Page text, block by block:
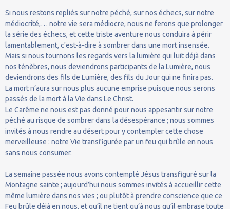
Si nous restons repliés sur notre péché, sur nos échecs, sur notre
médiocrité,… notre vie sera médiocre, nous ne ferons que prolonger
la série des échecs, et cette triste aventure nous conduira à périr
lamentablement, c'est-à-dire à sombrer dans une mort insensée.
Mais si nous tournons les regards vers la lumière qui luit déjà dans
nos ténèbres, nous deviendrons participants de la Lumière, nous
deviendrons des fils de Lumière, des fils du Jour qui ne finira pas.
La mort n’aura sur nous plus aucune emprise puisque nous serons
passés de la mort à la Vie dans Le Christ.
Le Carême ne nous est pas donné pour nous appesantir sur notre
péché au risque de sombrer dans la désespérance ; nous sommes
invités à nous rendre au désert pour y contempler cette chose
merveilleuse : notre Vie transfigurée par un feu qui brûle en nous
sans nous consumer.
La semaine passée nous avons contemplé Jésus transfiguré sur la
Montagne sainte ; aujourd’hui nous sommes invités à accueillir cette
même lumière dans nos vies ; ou plutôt à prendre conscience que ce
Feu brûle déjà en nous, et qu’il ne tient qu’à nous qu’il embrase toute